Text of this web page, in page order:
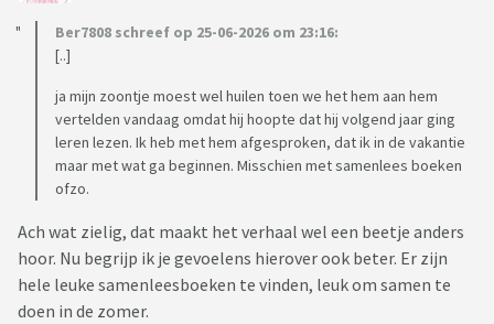
Ber7808 schreef op 25-06-2026 om 23:16:
[..]
ja mijn zoontje moest wel huilen toen we het hem aan hem
vertelden vandaag omdat hij hoopte dat hij volgend jaar ging
leren lezen. Ik heb met hem afgesproken, dat ik in de vakantie
maar met wat ga beginnen. Misschien met samenlees boeken
ofzo.
Ach wat zielig, dat maakt het verhaal wel een beetje anders
hoor. Nu begrijp ik je gevoelens hierover ook beter. Er zijn
hele leuke samenleesboeken te vinden, leuk om samen te
doen in de zomer.